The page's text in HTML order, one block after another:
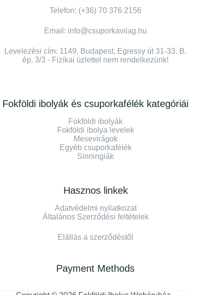
Telefon: (+36) 70 376 2156
Email: info@csuporkavilag.hu
Levelezési cím: 1149, Budapest, Egressy út 31-33. B.
ép. 3/3 - Fizikai üzlettel nem rendelkezünk!
Fokföldi ibolyák és csuporkafélék kategóriái
Fokföldi ibolyák
Fokföldi ibolya levelek
Mesevirágok
Egyéb csuporkafélék
Sinningiák
Hasznos linkek
Adatvédelmi nyilatkozat
Általános Szerződési feltételek
Elállás a szerződéstől
Payment Methods